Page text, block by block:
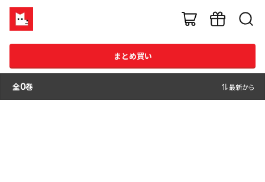
まとめ買い
全0巻 最新から